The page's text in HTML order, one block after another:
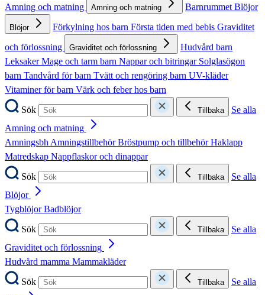
Amning och matning
Amning och matning BarnrummetBlöjor
Blöjor Förkylning hos barn Första tiden med bebis Graviditet
och förlossning
Graviditet och förlossning
Hudvård barn
LeksakerMage och tarm barn Nappar och bitringar Solglasögon
barn Tandvård för barn Tvätt och rengöring barn UV-kläder
Vitaminer för barn Värk och feber hos barn
Sök
Tillbaka
Se alla
Amning och matning
AmningsbhAmningstillbehörBröstpump och tillbehörHaklapp
Matredskap Nappflaskor och dinappar
Sök
Tillbaka
Se alla
Blöjor
TygblöjorBadblöjor
Sök
Tillbaka
Se alla
Graviditet och förlossning
Hudvård mamma Mammakläder
Sök
Tillbaka
Se alla